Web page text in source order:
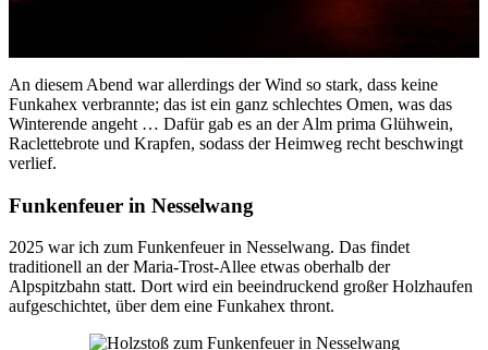
An diesem Abend war allerdings der Wind so stark, dass keine
Funkahex verbrannte; das ist ein ganz schlechtes Omen, was das
Winterende angeht … Dafür gab es an der Alm prima Glühwein,
Raclettebrote und Krapfen, sodass der Heimweg recht beschwingt
verlief.
Funkenfeuer in Nesselwang
2025 war ich zum Funkenfeuer in Nesselwang. Das findet
traditionell an der Maria-Trost-Allee etwas oberhalb der
Alpspitzbahn statt. Dort wird ein beeindruckend großer Holzhaufen
aufgeschichtet, über dem eine Funkahex thront.